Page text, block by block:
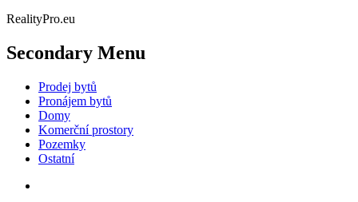
RealityPro.eu
Secondary Menu
Prodej bytů
Pronájem bytů
Domy
Komerční prostory
Pozemky
Ostatní